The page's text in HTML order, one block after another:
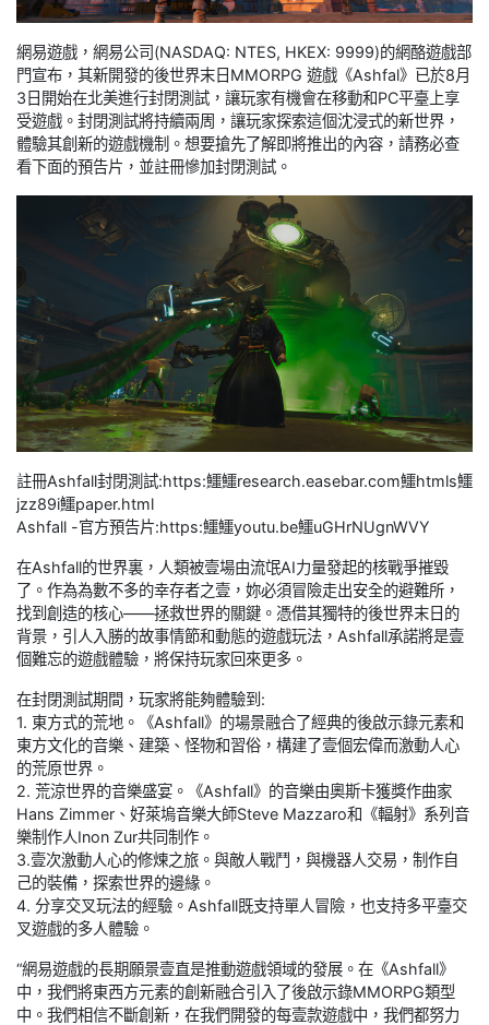
網易遊戲，網易公司(NASDAQ: NTES, HKEX: 9999)的網酪遊戲部
門宣布，其新開發的後世界末日MMORPG 遊戲《Ashfal》已於8月
3日開始在北美進行封閉測試，讓玩家有機會在移動和PC平臺上享
受遊戲。封閉測試將持續兩周，讓玩家探索這個沈浸式的新世界，
體驗其創新的遊戲機制。想要搶先了解即將推出的內容，請務必查
看下面的預告片，並註冊慘加封閉測試。
註冊Ashfall封閉測試:https:鱷鱷research.easebar.com鱷htmls鱷
jzz89i鱷paper.html
Ashfall -官方預告片:https:鱷鱷youtu.be鱷uGHrNUgnWVY
在Ashfall的世界裏，人類被壹場由流氓AI力量發起的核戰爭摧毀
了。作為為數不多的幸存者之壹，妳必須冒險走出安全的避難所，
找到創造的核心——拯救世界的關鍵。憑借其獨特的後世界末日的
背景，引人入勝的故事情節和動態的遊戲玩法，Ashfall承諾將是壹
個難忘的遊戲體驗，將保持玩家回來更多。
在封閉測試期間，玩家將能夠體驗到:
1. 東方式的荒地。《Ashfall》的場景融合了經典的後啟示錄元素和
東方文化的音樂、建築、怪物和習俗，構建了壹個宏偉而激動人心
的荒原世界。
2. 荒涼世界的音樂盛宴。《Ashfall》的音樂由奧斯卡獲獎作曲家
Hans Zimmer、好萊塢音樂大師Steve Mazzaro和《輻射》系列音
樂制作人Inon Zur共同制作。
3.壹次激動人心的修煉之旅。與敵人戰鬥，與機器人交易，制作自
己的裝備，探索世界的邊緣。
4. 分享交叉玩法的經驗。Ashfall既支持單人冒險，也支持多平臺交
叉遊戲的多人體驗。
“網易遊戲的長期願景壹直是推動遊戲領域的發展。在《Ashfall》
中，我們將東西方元素的創新融合引入了後啟示錄MMORPG類型
中。我們相信不斷創新，在我們開發的每壹款遊戲中，我們都努力